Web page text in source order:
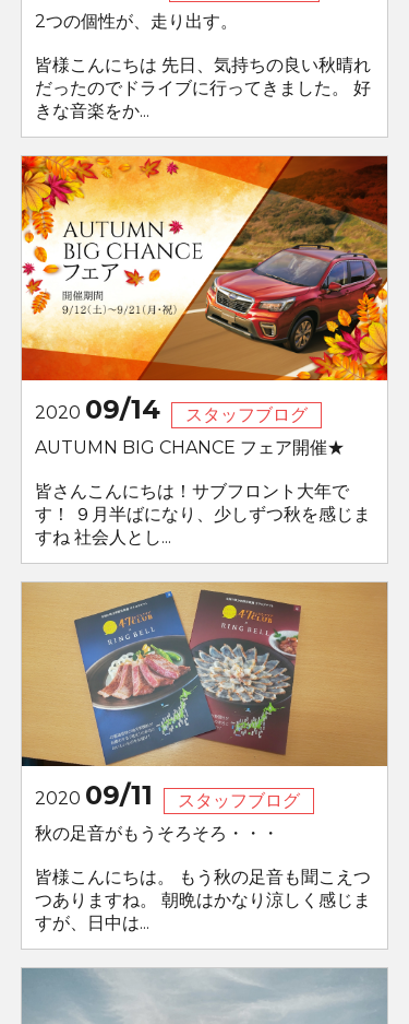
2つの個性が、走り出す。
皆様こんにちは 先日、気持ちの良い秋晴れ
だったのでドライブに行ってきました。 好
きな音楽をか...
2020 09/14
スタッフブログ
AUTUMN BIG CHANCE フェア開催★
皆さんこんにちは！サブフロント大年で
す！ ９月半ばになり、少しずつ秋を感じま
すね 社会人とし...
2020 09/11
スタッフブログ
秋の足音がもうそろそろ・・・
皆様こんにちは。 もう秋の足音も聞こえつ
つありますね。 朝晩はかなり涼しく感じま
すが、日中は...